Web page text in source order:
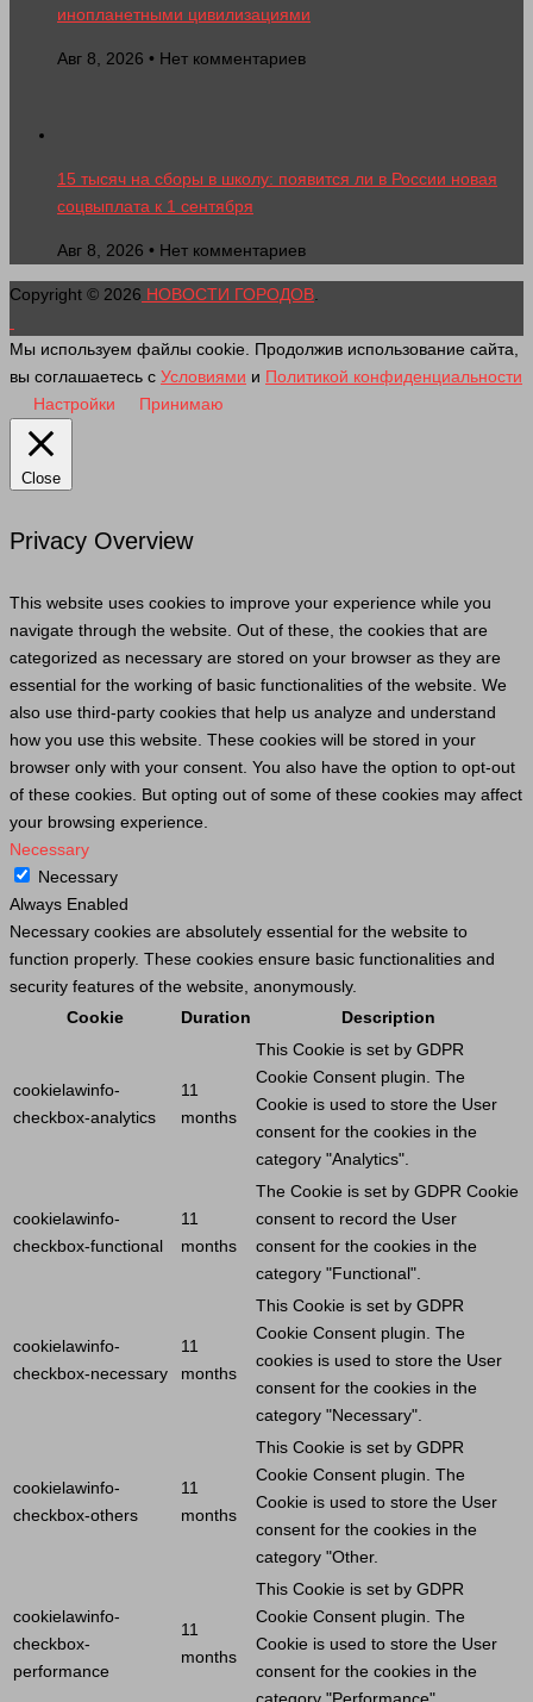
инопланетными цивилизациями
Авг 8, 2026 • Нет комментариев
15 тысяч на сборы в школу: появится ли в России новая
соцвыплата к 1 сентября
Авг 8, 2026 • Нет комментариев
Copyright © 2026 НОВОСТИ ГОРОДОВ
Мы используем файлы cookie. Продолжив использование сайта,
вы соглашаетесь с Условиями и Политикой конфиденциальности
Настройки
Принимаю
Close
Privacy Overview
This website uses cookies to improve your experience while you
navigate through the website. Out of these, the cookies that are
categorized as necessary are stored on your browser as they are
essential for the working of basic functionalities of the website. We
also use third-party cookies that help us analyze and understand
how you use this website. These cookies will be stored in your
browser only with your consent. You also have the option to opt-out
of these cookies. But opting out of some of these cookies may affect
your browsing experience.
Necessary
Necessary
Always Enabled
Necessary cookies are absolutely essential for the website to
function properly. These cookies ensure basic functionalities and
security features of the website, anonymously.
Cookie
Duration Description
cookielawinfo-
checkbox-analytics
11
months
This Cookie is set by GDPR
Cookie Consent plugin. The
Cookie is used to store the User
consent for the cookies in the
category "Analytics".
cookielawinfo-
checkbox-functional
11
months
The Cookie is set by GDPR Cookie
consent to record the User
consent for the cookies in the
category "Functional".
cookielawinfo-
checkbox-necessary
11
months
This Cookie is set by GDPR
Cookie Consent plugin. The
cookies is used to store the User
consent for the cookies in the
category "Necessary".
cookielawinfo-
checkbox-others
11
months
This Cookie is set by GDPR
Cookie Consent plugin. The
Cookie is used to store the User
consent for the cookies in the
category "Other.
cookielawinfo-
checkbox-
performance
11
months
This Cookie is set by GDPR
Cookie Consent plugin. The
Cookie is used to store the User
consent for the cookies in the